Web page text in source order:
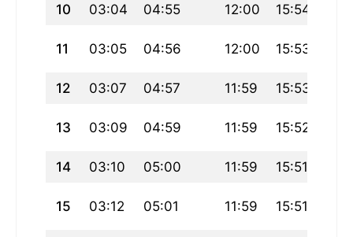
10 03:04 04:55 12:00 15:54
11 03:05 04:56 12:00 15:53
12 03:07 04:57 11:59 15:53
13 03:09 04:59 11:59 15:52
14 03:10 05:00 11:59 15:51
15 03:12 05:01 11:59 15:51